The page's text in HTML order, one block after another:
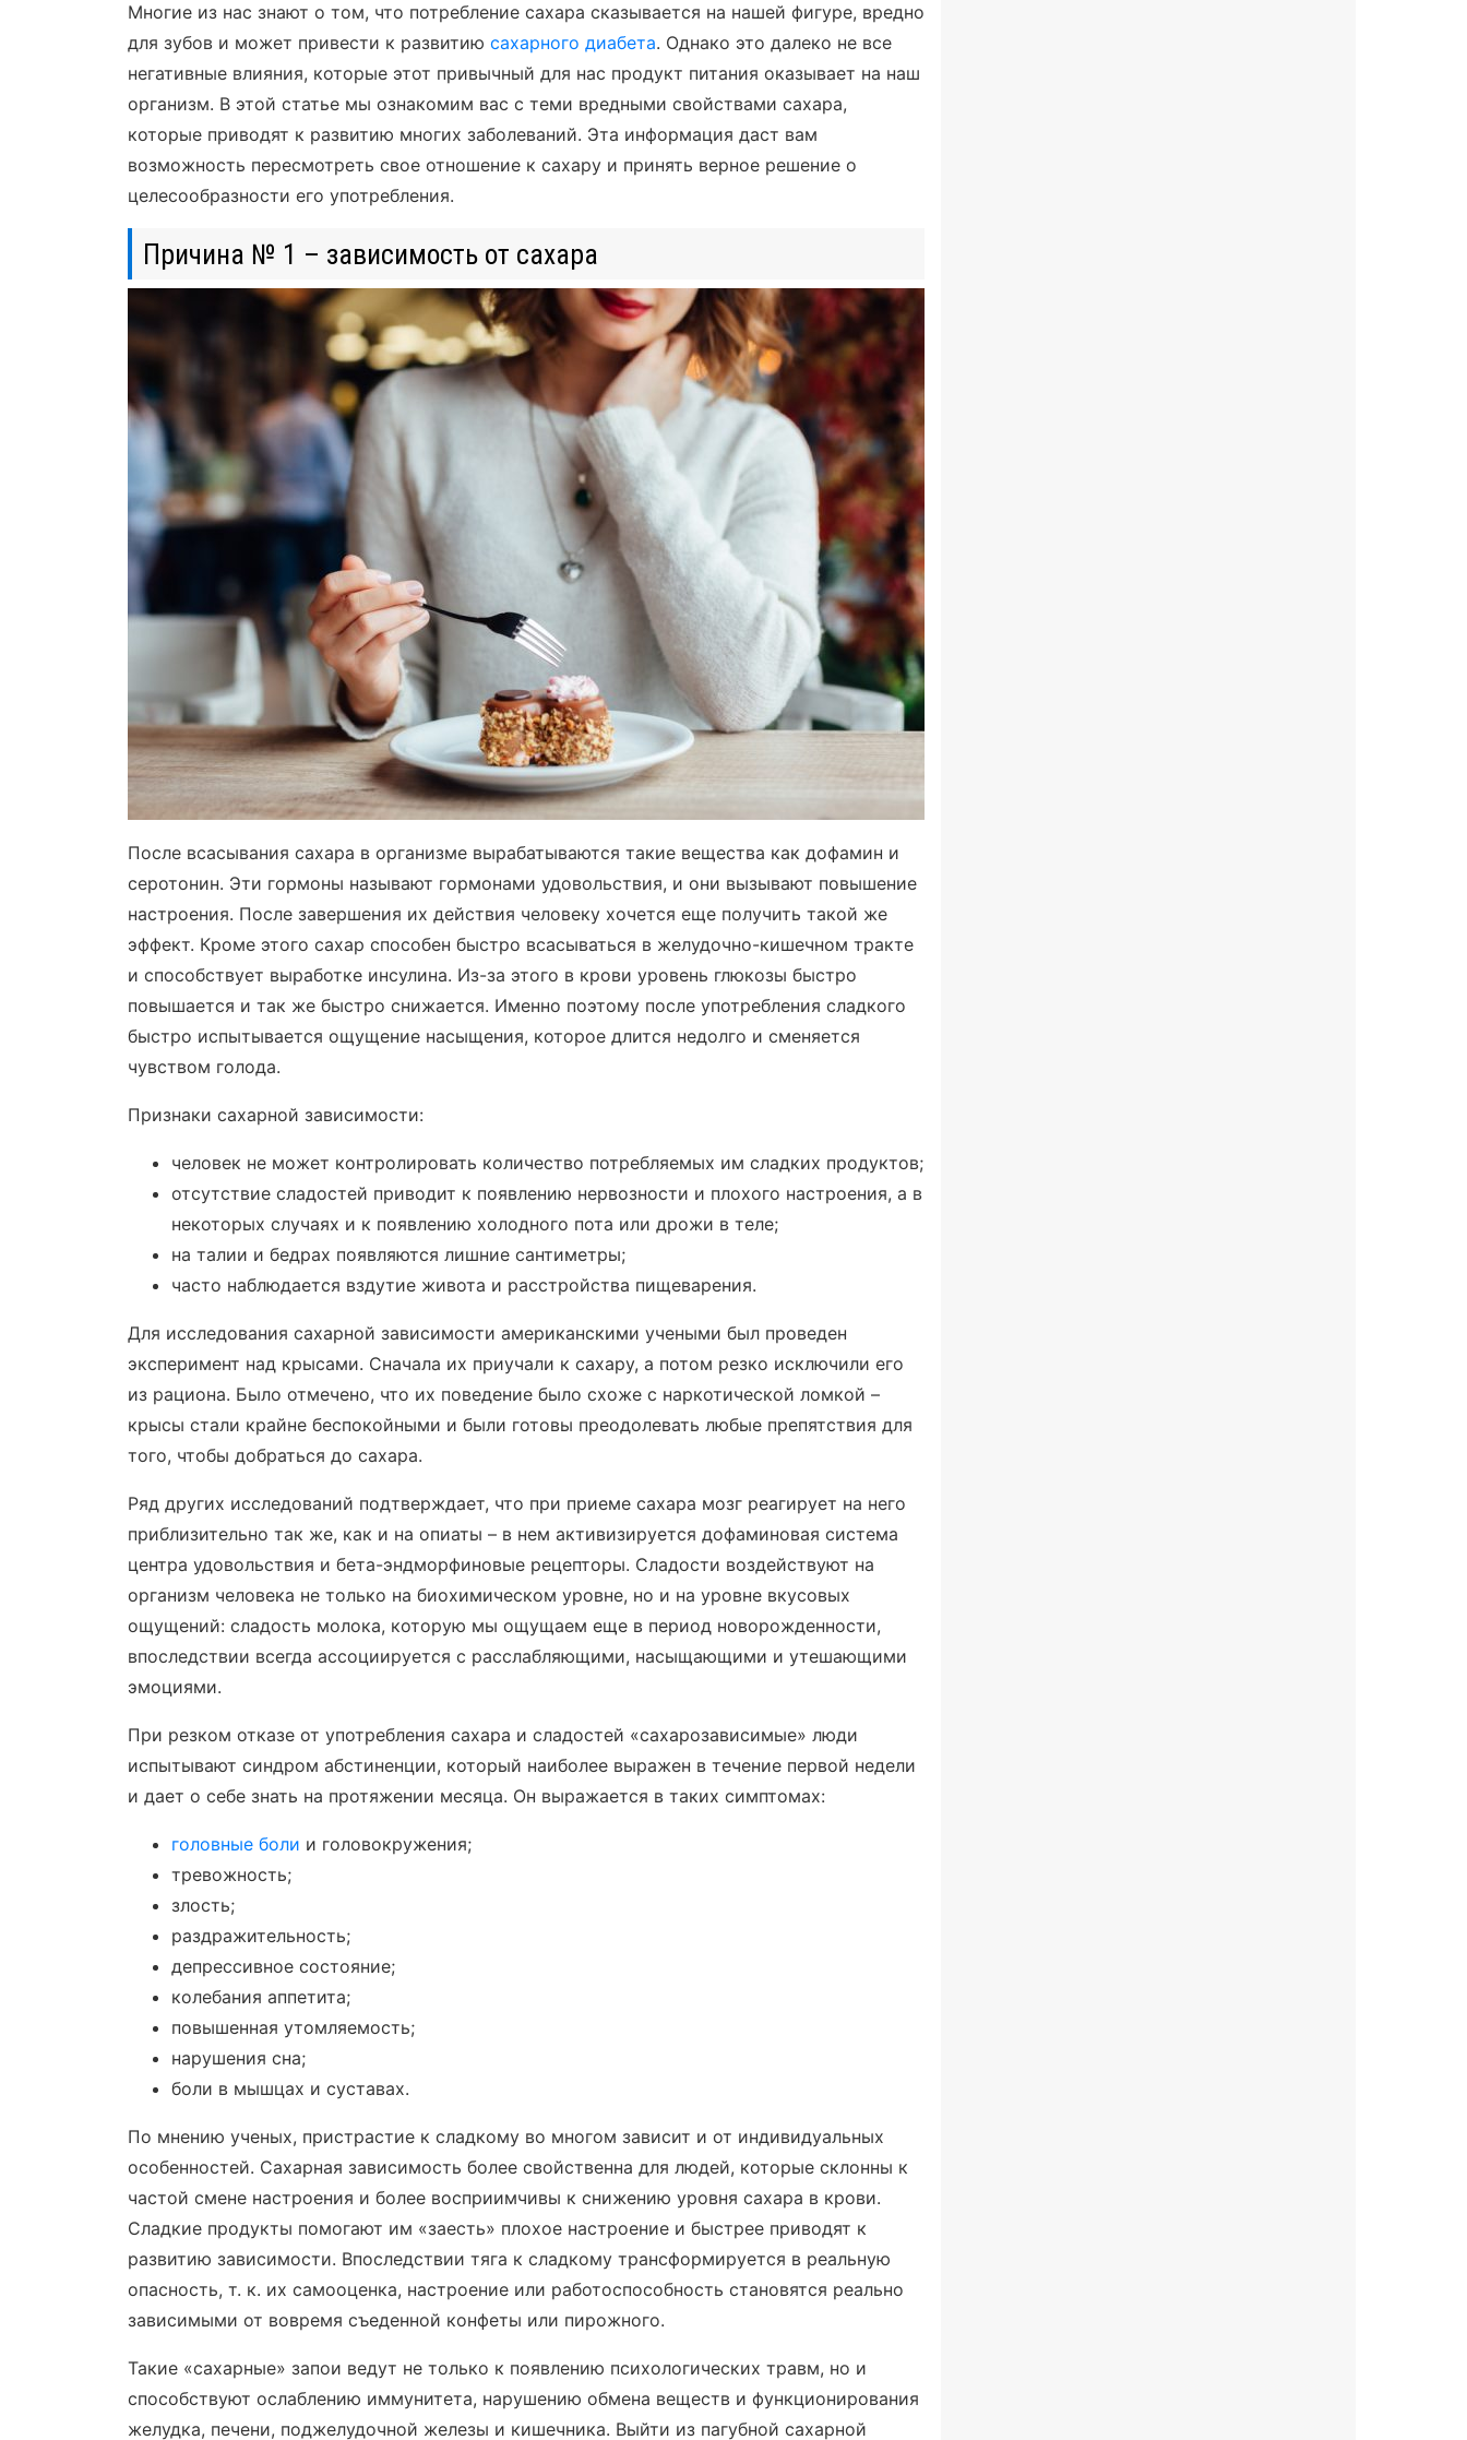
Многие из нас знают о том, что потребление сахара сказывается на нашей фигуре, вредно
для зубов и может привести к развитию сахарного диабета. Однако это далеко не все
негативные влияния, которые этот привычный для нас продукт питания оказывает на наш
организм. В этой статье мы ознакомим вас с теми вредными свойствами сахара,
которые приводят к развитию многих заболеваний. Эта информация даст вам
возможность пересмотреть свое отношение к сахару и принять верное решение о
целесообразности его употребления.
Причина № 1 – зависимость от сахара
После всасывания сахара в организме вырабатываются такие вещества как дофамин и
серотонин. Эти гормоны называют гормонами удовольствия, и они вызывают повышение
настроения. После завершения их действия человеку хочется еще получить такой же
эффект. Кроме этого сахар способен быстро всасываться в желудочно-кишечном тракте
и способствует выработке инсулина. Из-за этого в крови уровень глюкозы быстро
повышается и так же быстро снижается. Именно поэтому после употребления сладкого
быстро испытывается ощущение насыщения, которое длится недолго и сменяется
чувством голода.
Признаки сахарной зависимости:
человек не может контролировать количество потребляемых им сладких продуктов;
отсутствие сладостей приводит к появлению нервозности и плохого настроения, а в
некоторых случаях и к появлению холодного пота или дрожи в теле;
на талии и бедрах появляются лишние сантиметры;
часто наблюдается вздутие живота и расстройства пищеварения.
Для исследования сахарной зависимости американскими учеными был проведен
эксперимент над крысами. Сначала их приучали к сахару, а потом резко исключили его
из рациона. Было отмечено, что их поведение было схоже с наркотической ломкой –
крысы стали крайне беспокойными и были готовы преодолевать любые препятствия для
того, чтобы добраться до сахара.
Ряд других исследований подтверждает, что при приеме сахара мозг реагирует на него
приблизительно так же, как и на опиаты – в нем активизируется дофаминовая система
центра удовольствия и бета-эндморфиновые рецепторы. Сладости воздействуют на
организм человека не только на биохимическом уровне, но и на уровне вкусовых
ощущений: сладость молока, которую мы ощущаем еще в период новорожденности,
впоследствии всегда ассоциируется с расслабляющими, насыщающими и утешающими
эмоциями.
При резком отказе от употребления сахара и сладостей «сахарозависимые» люди
испытывают синдром абстиненции, который наиболее выражен в течение первой недели
и дает о себе знать на протяжении месяца. Он выражается в таких симптомах:
головные боли и головокружения;
тревожность;
злость;
раздражительность;
депрессивное состояние;
колебания аппетита;
повышенная утомляемость;
нарушения сна;
боли в мышцах и суставах.
По мнению ученых, пристрастие к сладкому во многом зависит и от индивидуальных
особенностей. Сахарная зависимость более свойственна для людей, которые склонны к
частой смене настроения и более восприимчивы к снижению уровня сахара в крови.
Сладкие продукты помогают им «заесть» плохое настроение и быстрее приводят к
развитию зависимости. Впоследствии тяга к сладкому трансформируется в реальную
опасность, т. к. их самооценка, настроение или работоспособность становятся реально
зависимыми от вовремя съеденной конфеты или пирожного.
Такие «сахарные» запои ведут не только к появлению психологических травм, но и
способствуют ослаблению иммунитета, нарушению обмена веществ и функционирования
желудка, печени, поджелудочной железы и кишечника. Выйти из пагубной сахарной